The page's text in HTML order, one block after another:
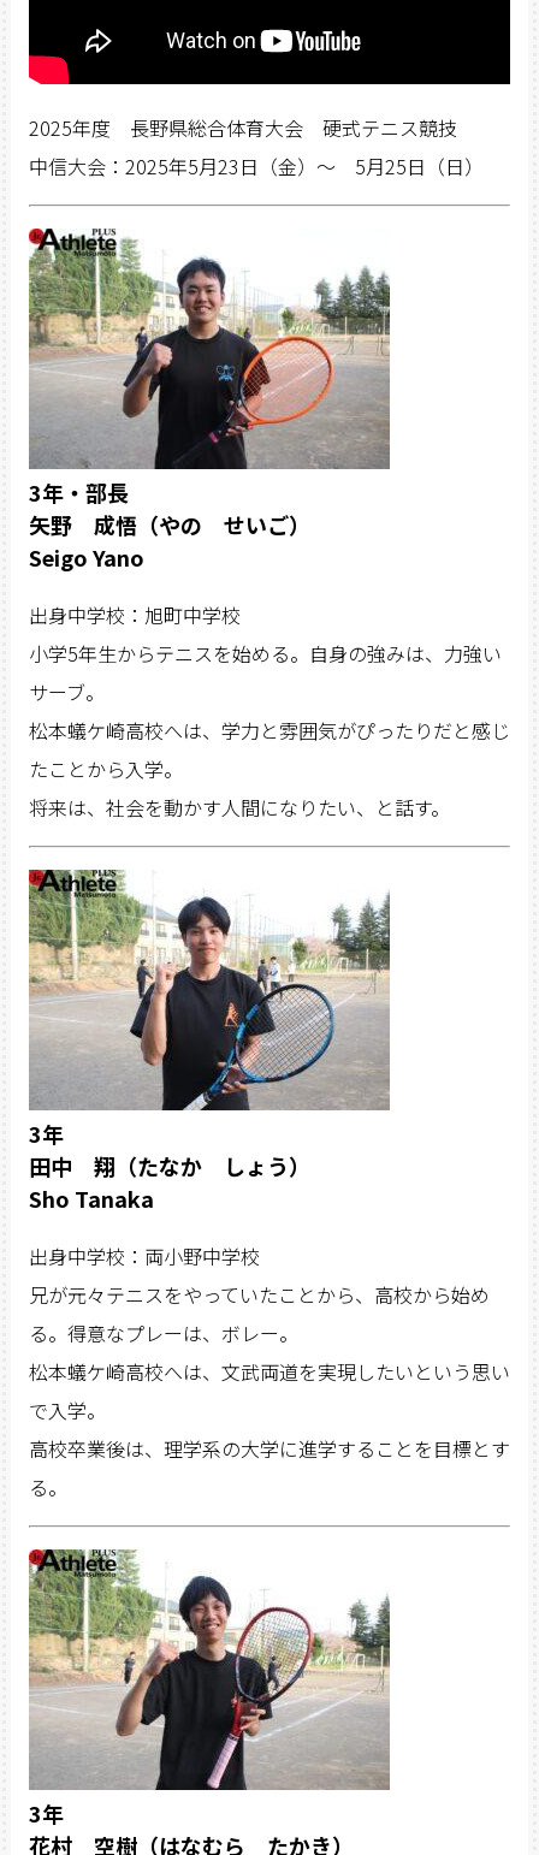
2025年度 長野県総合体育大会 硬式テニス競技
中信大会： 2025年5月23日（金）～ 5月25日（日）
3年・部長
矢野 成悟（やの せいご）
Seigo Yano
出身中学校：旭町中学校
小学5年生からテニスを始める。自身の強みは、力強い
サーブ。
松本蟻ケ崎高校へは、学力と雰囲気がぴったりだと感じ
たことから入学。
将来は、社会を動かす人間になりたい、と話す。
3年
田中 翔（たなか しょう）
Sho Tanaka
出身中学校：両小野中学校
兄が元々テニスをやっていたことから、高校から始め
る。得意なプレーは、ボレー。
松本蟻ケ崎高校へは、文武両道を実現したいという思い
で入学。
高校卒業後は、理学系の大学に進学することを目標とす
る。
3年
花村 空樹（はなむら たかき）